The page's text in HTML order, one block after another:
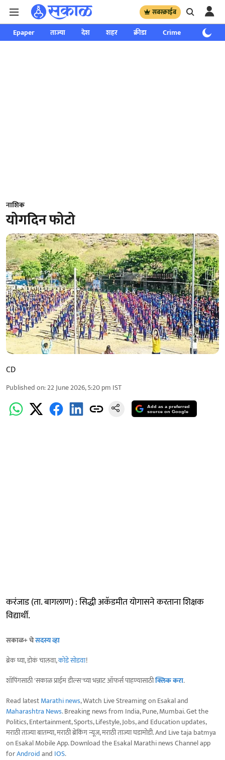
सबस्क्राईब
Epaper ताज्या देश शहर क्रीडा Crime साप्ताहिक
नाशिक
योगदिन फोटो
CD
Published on:22 June 2026, 5:20 pm IST
Add as a preferred
source on Google
करंजाड (ता. बागलाण) : सिद्धी अकॅडमीत योगासने करताना शिक्षक
विद्यार्थी.
सकाळ+ चेसदस्य व्हा
ब्रेक घ्या, डोकं चालवा,कोडे सोडवा!
शॉपिंगसाठी 'सकाळ प्राईम डील्स'च्या भन्नाट ऑफर्स पाहण्यासाठीक्लिक करा.
Read latestMarathi news, Watch Live Streaming on Esakal and
Maharashtra News. Breaking news from India, Pune, Mumbai. Get the
Politics, Entertainment, Sports, Lifestyle, Jobs, and Education updates,
मराठी ताज्या बातम्या, मराठी ब्रेकिंग न्यूज, मराठी ताज्या घडामोडी. And Live taja batmya
on Esakal Mobile App. Download the Esakal Marathi news Channel app
forAndroidand IOS.